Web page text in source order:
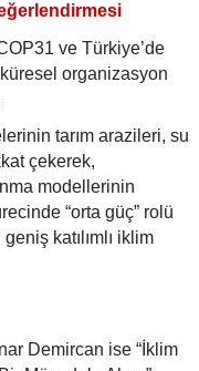
ve Türkiye’de
organizasyon
tarım arazileri, su
çekerek,
modellerinin
“orta güç” rolü
katılımlı iklim
Demircan ise “İklim